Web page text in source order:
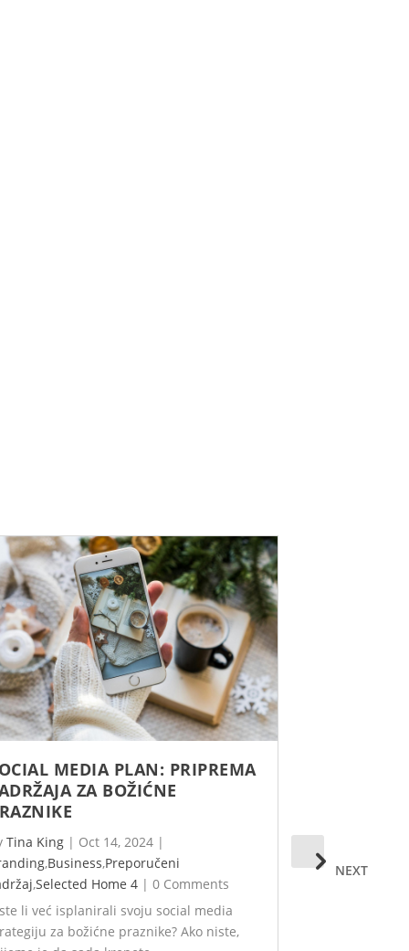
MEDIA PLAN: PRIPREMA
ZA BOŽIĆNE
Tina King | Oct 14, 2024 |
,Business,Preporučeni
,Selected Home 4 | 0 Comments
li već isplanirali svoju social media
za božićne praznike? Ako niste,
0 Comments
NEXT